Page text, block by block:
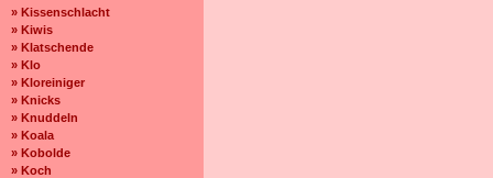
» Kissenschlacht
» Kiwis
» Klatschende
» Klo
» Kloreiniger
» Knicks
» Knuddeln
» Koala
» Kobolde
» Koch